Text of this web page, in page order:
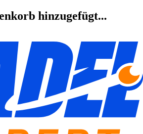
hinzugefügt...